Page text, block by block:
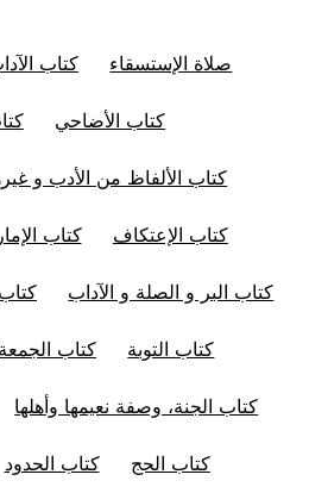
صلاة الإستسقاء كتاب
كتاب الأضاحي
كتاب الألفاظ من الأدب و
كتاب الإعتكاف كتاب
كتاب البر و الصلة و الآداب
كتاب التوبة كتاب الجمعة
كتاب الجنة، وصفة نعيمها وأهلها
كتاب الحج كتاب الحدود